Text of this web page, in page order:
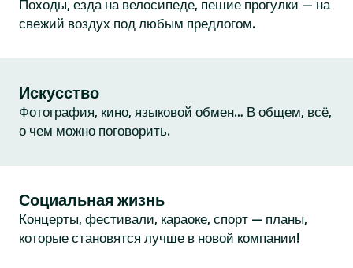
Походы, езда на велосипеде, пешие прогулки — на
свежий воздух под любым предлогом.
Искусство
Фотография, кино, языковой обмен… В общем, всё,
о чем можно поговорить.
Социальная жизнь
Концерты, фестивали, караоке, спорт — планы,
которые становятся лучше в новой компании!